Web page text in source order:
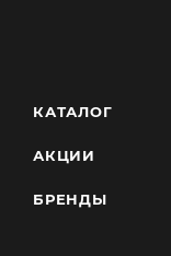
КАТАЛОГ
АКЦИИ
БРЕНДЫ